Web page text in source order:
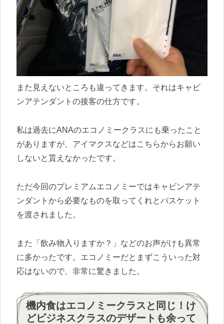
また見えないところも違ってきます。それはキャビ
ンアテンダントの接客の仕方です。
私は過去にANAのエコノミークラスにも乗ったこと
がありますが、アイマクスなどはこちらからお願い
しないと貰えなかったです。
ただ今回のプレミアムエコノミーではキャビンアテ
ンダントから必要なものを取ってくれとバスケット
を渡されました。
また「飲み物入りますか？」などのお声がけも異常
に多かったです。エコノミーだとまずこういった対
応はないので、非常に驚きました。
機内食はエコノミークラスと同じ！け
どビジネスクラスのデザートも余って